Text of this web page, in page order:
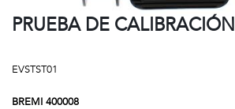
PRUEBA DE CALIBRACIÓN
EVSTST01
BREMI 400008